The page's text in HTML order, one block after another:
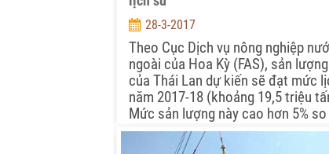
28-3-2017
Theo Cục Dịch vụ nông nghiệp
ngoài của Hoa Kỳ (FAS), sản
của Thái Lan dự kiến sẽ đạt mức
năm 2017-18 (khoảng 19,5 triệu
Mức sản lượng này cao hơn 5%
lượng năm 2016-2017 do mức
chứa thấp.